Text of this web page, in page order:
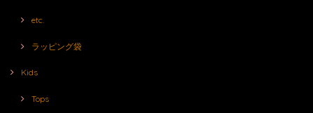
etc.
ラッピング袋
Kids
Tops